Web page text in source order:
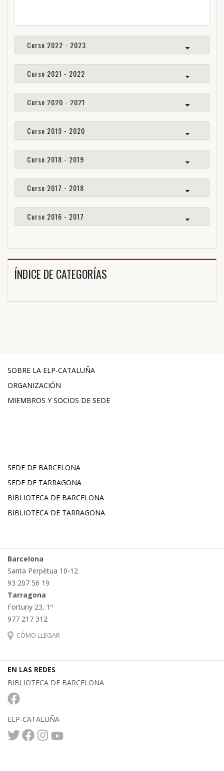
Curso 2022 - 2023
Curso 2021 - 2022
Curso 2020 - 2021
Curso 2019 - 2020
Curso 2018 - 2019
Curso 2017 - 2018
Curso 2016 - 2017
ÍNDICE DE CATEGORÍAS
SOBRE LA ELP-CATALUÑA
ORGANIZACIÓN
MIEMBROS Y SOCIOS DE SEDE
SEDE DE BARCELONA
SEDE DE TARRAGONA
BIBLIOTECA DE BARCELONA
BIBLIOTECA DE TARRAGONA
Barcelona
Santa Perpètua 10-12
93 207 56 19
Tarragona
Fortuny 23, 1º
977 217 312
CÓMO LLEGAR
EN LAS REDES
BIBLIOTECA DE BARCELONA
ELP-CATALUÑA